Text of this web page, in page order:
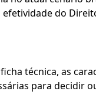
efetividade do
técnica, as
para decidir